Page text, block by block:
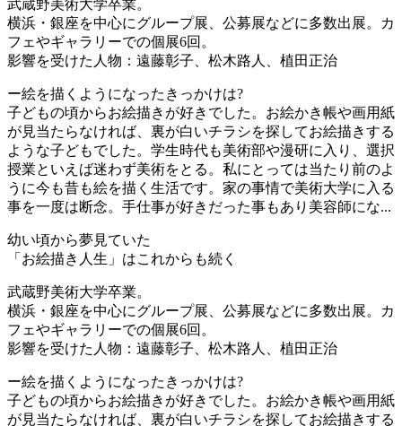
武蔵野美術大学卒業。
横浜・銀座を中心にグループ展、公募展などに多数出展。カ
フェやギャラリーでの個展6回。
影響を受けた人物：遠藤彰子、松木路人、植田正治
ー絵を描くようになったきっかけは?
子どもの頃からお絵描きが好きでした。お絵かき帳や画用紙
が見当たらなければ、裏が白いチラシを探してお絵描きする
ような子どもでした。学生時代も美術部や漫研に入り、選択
授業といえば迷わず美術をとる。私にとっては当たり前のよ
うに今も昔も絵を描く生活です。家の事情で美術大学に入る
事を一度は断念。手仕事が好きだった事もあり美容師にな...
幼い頃から夢見ていた
「お絵描き人生」はこれからも続く
武蔵野美術大学卒業。
横浜・銀座を中心にグループ展、公募展などに多数出展。カ
フェやギャラリーでの個展6回。
影響を受けた人物：遠藤彰子、松木路人、植田正治
ー絵を描くようになったきっかけは?
子どもの頃からお絵描きが好きでした。お絵かき帳や画用紙
が見当たらなければ、裏が白いチラシを探してお絵描きする